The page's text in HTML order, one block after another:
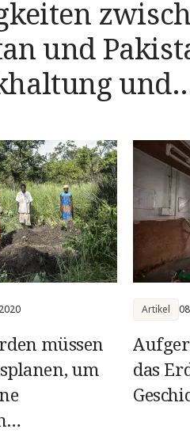
und
und
müssen
um
das
Artikel